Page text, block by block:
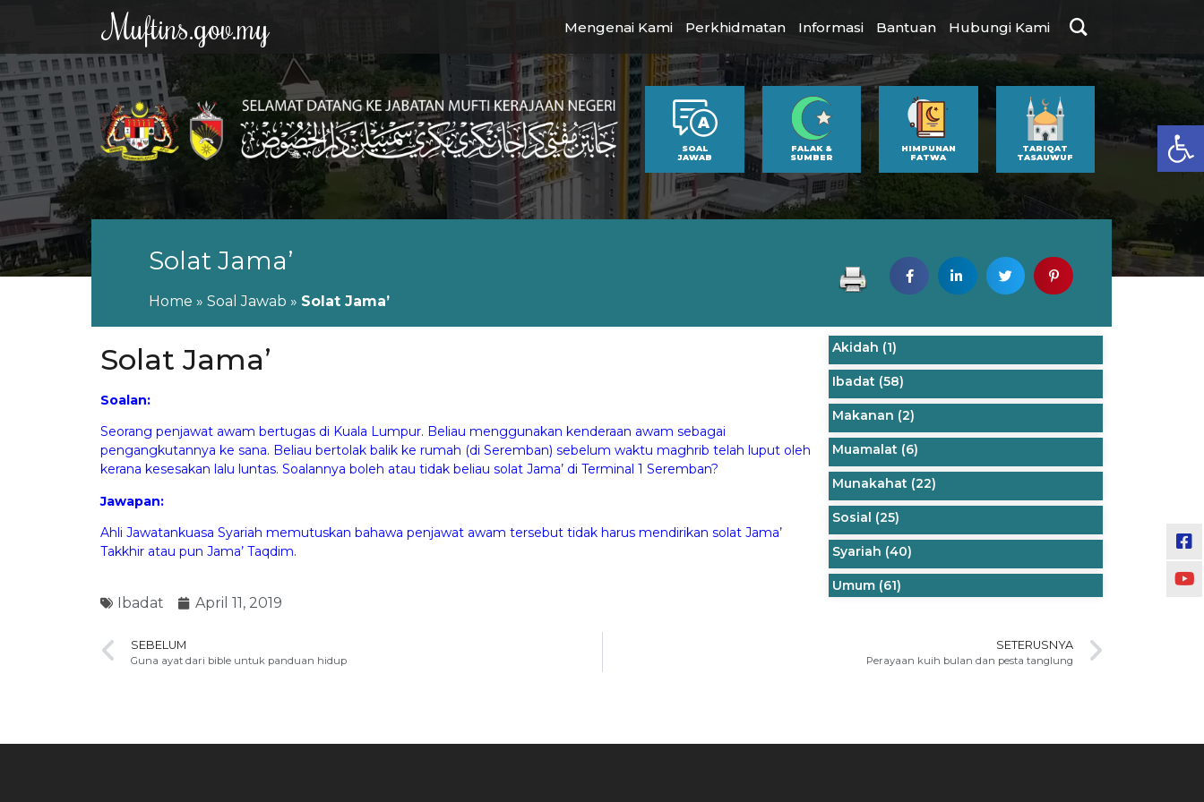
Muftins.gov.my Mengenai Kami Perkhidmatan Informasi Bantuan Hubungi Kami
SOAL
JAWAB
FALAK &
SUMBER
HIMPUNAN
FATWA
TARIQAT
TASAUWUF
Solat Jama’
Home » Soal Jawab » Solat Jama’
Solat Jama’
Soalan:
Seorang penjawat awam bertugas di Kuala Lumpur. Beliau menggunakan kenderaan awam sebagai
pengangkutannya ke sana. Beliau bertolak balik ke rumah (di Seremban) sebelum waktu maghrib telah luput oleh
kerana kesesakan lalu luntas. Soalannya boleh atau tidak beliau solat Jama’ di Terminal 1 Seremban?
Jawapan:
Ahli Jawatankuasa Syariah memutuskan bahawa penjawat awam tersebut tidak harus mendirikan solat Jama’
Takkhir atau pun Jama’ Taqdim.
Ibadat April 11, 2019
Akidah (1)
Ibadat (58)
Makanan (2)
Muamalat (6)
Munakahat (22)
Sosial (25)
Syariah (40)
Umum (61)
SEBELUM
Guna ayat dari bible untuk panduan hidup
SETERUSNYA
Perayaan kuih bulan dan pesta tanglung